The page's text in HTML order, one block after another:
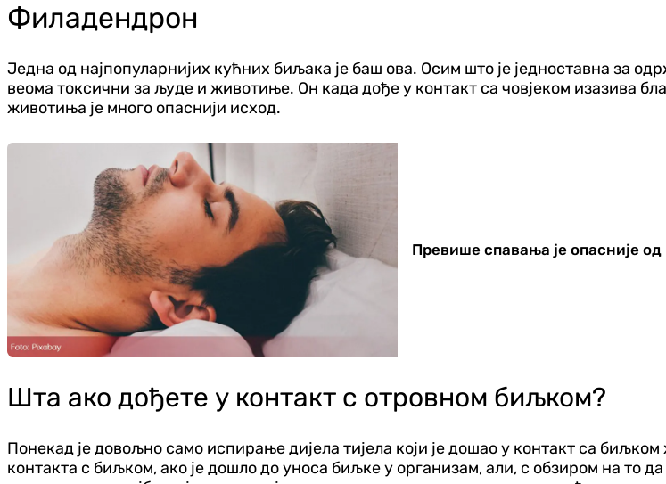
Филадендрон
Једна од најпопуларнијих кућних биљака је баш ова. Осим што је једноставна за
веома токсични за људе и животиње. Он када дође у контакт са човјеком изазива
животиња је много опаснији исход.
Превише спавања је опасније
Шта ако дођете у контакт с отровном биљком?
Понекад је довољно само испирање дијела тијела који је дошао у контакт са
контакта с биљком, ако је дошло до уноса биљке у организам, али, с обзиром на то